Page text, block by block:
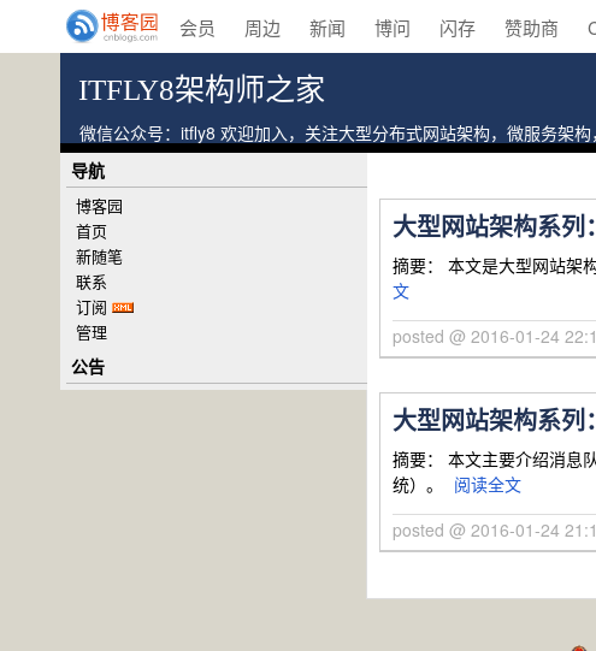
会员 周边 新闻 博问 闪存 赞助商
ITFLY8架构师之家
微信公众号：itfly8 欢迎加入，关注大型分布式网站架构，微服务架
大型网站架构系列
摘要： 本文是大型网站架
文
posted @ 2016-01-24
大型网站架构系列
摘要： 本文主要介绍消息
统）。
阅读全文
posted @ 2016-01-24
导航
博客园
首页
新随笔
联系
订阅
管理
公告